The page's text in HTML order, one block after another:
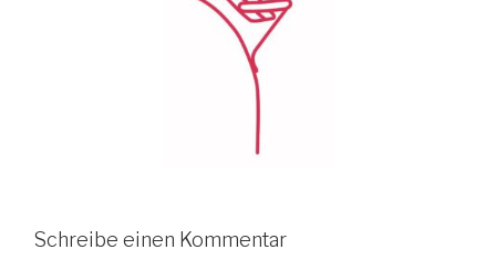
Schreibe einen Kommentar